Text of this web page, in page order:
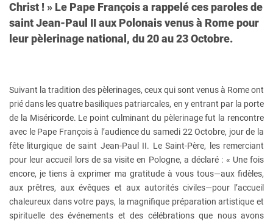
Christ ! » Le Pape François a rappelé ces paroles de
saint Jean-Paul II aux Polonais venus à Rome pour
leur pèlerinage national, du 20 au 23 Octobre.
Suivant la tradition des pèlerinages, ceux qui sont venus à Rome ont
prié dans les quatre basiliques patriarcales, en y entrant par la porte
de la Miséricorde. Le point culminant du pèlerinage fut la rencontre
avec le Pape François à l’audience du samedi 22 Octobre, jour de la
fête liturgique de saint Jean-Paul II. Le Saint-Père, les remerciant
pour leur accueil lors de sa visite en Pologne, a déclaré : « Une fois
encore, je tiens à exprimer ma gratitude à vous tous—aux fidèles,
aux prêtres, aux évêques et aux autorités civiles—pour l’accueil
chaleureux dans votre pays, la magnifique préparation artistique et
spirituelle des événements et des célébrations que nous avons